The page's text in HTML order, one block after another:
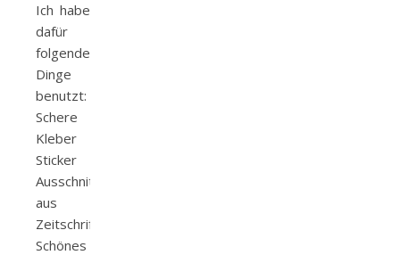
Ich habe
dafür
folgende
Dinge
benutzt:
Schere
Kleber
Sticker
Ausschnitte
aus
Zeitschriften
Schönes